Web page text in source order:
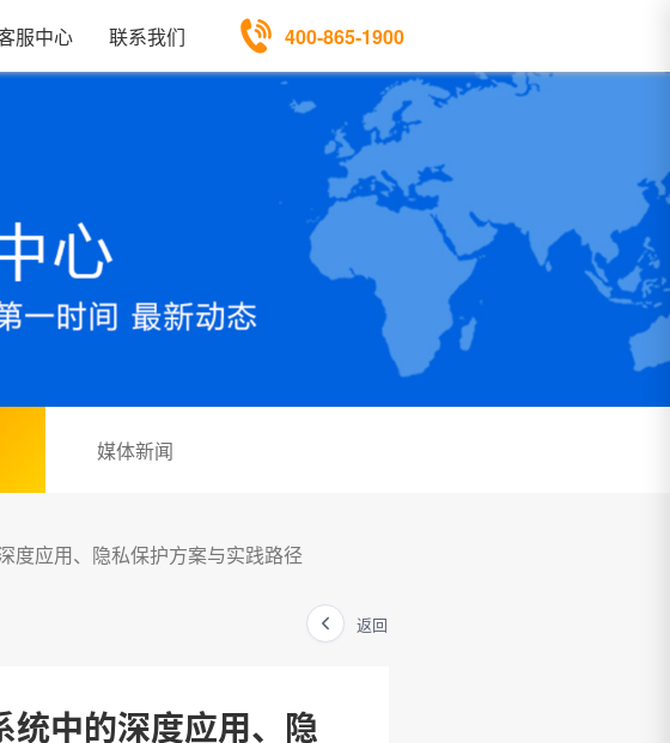
服中心 联系我们 400-865-1900
媒体新闻
度应用、隐私保护方案与实践路径
返回
中的深度应用、隐